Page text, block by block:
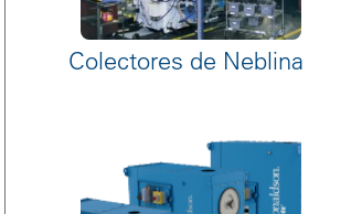
Colectores de Neblina